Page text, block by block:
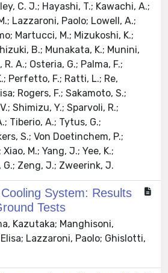
C. J.; Hayashi, T.; Kawachi, A.;
Lazzaroni, Paolo; Lowell, A.;
Martucci, M.; Mizukoshi, K.;
B.; Munakata, K.; Munini,
R. A.; Osteria, G.; Palma, F.;
Perfetto, F.; Ratti, L.; Re,
Rogers, F.; Sakamoto, S.;
Shimizu, Y.; Sparvoli, R.;
Tiberio, A.; Tytus, G.;
S.; Von Doetinchem, P.;
M.; Yang, J.; Yee, K.;
G.; Zeng, J.; Zweerink, J.
System: Results
Tests
Kazutaka; Manghisoni,
Lazzaroni, Paolo; Ghislotti,